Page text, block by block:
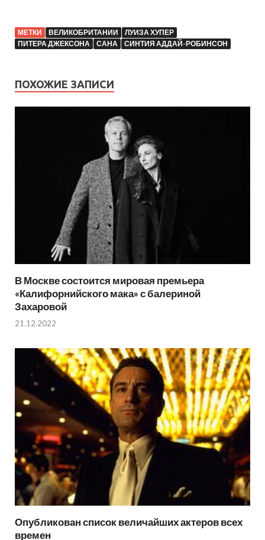
МЕТКИ ВЕЛИКОБРИТАНИИ
ЛУИЗА ХУПЕР
ПИТЕРА ДЖЕКСОНА
САНА СИНТИЯ АДДАЙ-РОБИНСОН
ПОХОЖИЕ ЗАПИСИ
В Москве состоится мировая премьера
«Калифорнийского мака» с балериной
Захаровой
21.12.2022
Опубликован список величайших актеров всех
времен